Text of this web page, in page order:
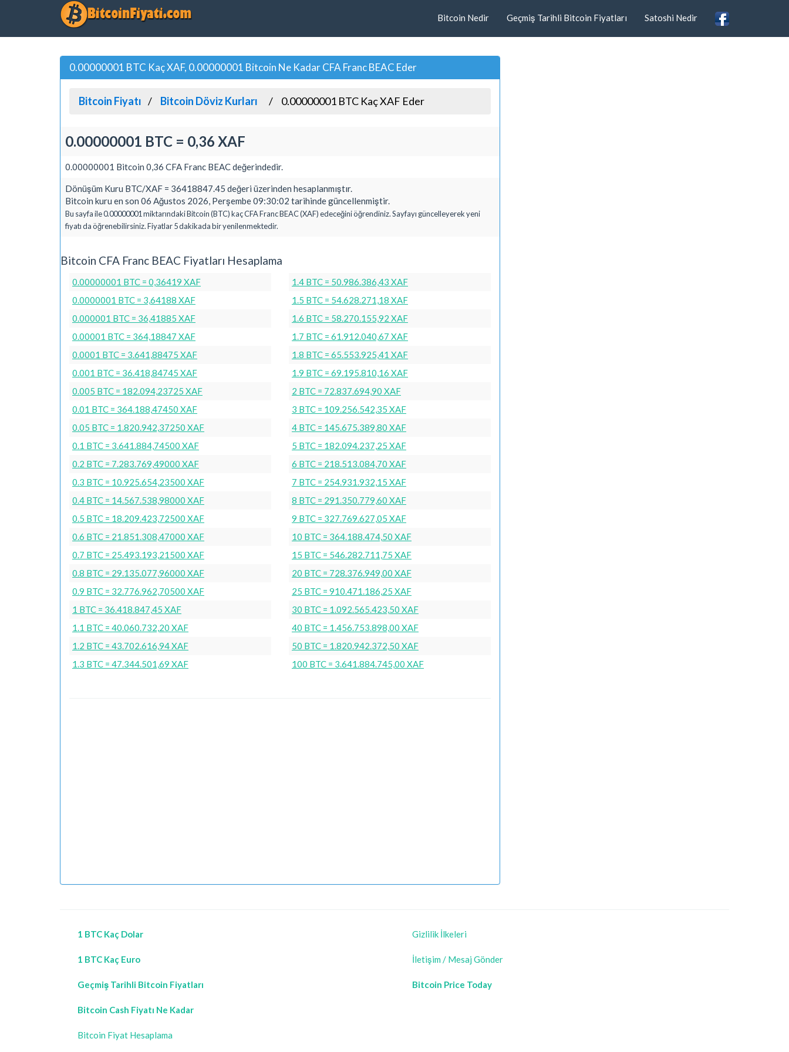
Bitcoin Nedir Geçmiş Tarihli Bitcoin Fiyatları Satoshi Nedir
0.00000001 BTC Kaç XAF, 0.00000001 Bitcoin Ne Kadar CFA Franc BEAC Eder
Bitcoin Fiyatı Bitcoin Döviz Kurları 0.00000001 BTC Kaç XAF Eder
0.00000001 BTC = 0,36 XAF
0.00000001 Bitcoin 0,36 CFA Franc BEAC değerindedir.
Dönüşüm Kuru BTC/XAF = 36418847.45 değeri üzerinden hesaplanmıştır.
Bitcoin kuru en son 06 Ağustos 2026, Perşembe 09:30:02 tarihinde güncellenmiştir.
Bu sayfa ile 0.00000001 miktarındaki Bitcoin (BTC) kaç CFA Franc BEAC (XAF) edeceğini öğrendiniz. Sayfayı güncelleyerek yeni
fiyatı da öğrenebilirsiniz. Fiyatlar 5 dakikada bir yenilenmektedir.
Bitcoin CFA Franc BEAC Fiyatları Hesaplama
0.00000001 BTC = 0,36419 XAF
0.0000001 BTC = 3,64188 XAF
0.000001 BTC = 36,41885 XAF
0.00001 BTC = 364,18847 XAF
0.0001 BTC = 3.641,88475 XAF
0.001 BTC = 36.418,84745 XAF
0.005 BTC = 182.094,23725 XAF
0.01 BTC = 364.188,47450 XAF
0.05 BTC = 1.820.942,37250 XAF
0.1 BTC = 3.641.884,74500 XAF
0.2 BTC = 7.283.769,49000 XAF
0.3 BTC = 10.925.654,23500 XAF
0.4 BTC = 14.567.538,98000 XAF
0.5 BTC = 18.209.423,72500 XAF
0.6 BTC = 21.851.308,47000 XAF
0.7 BTC = 25.493.193,21500 XAF
0.8 BTC = 29.135.077,96000 XAF
0.9 BTC = 32.776.962,70500 XAF
1 BTC = 36.418.847,45 XAF
1.1 BTC = 40.060.732,20 XAF
1.2 BTC = 43.702.616,94 XAF
1.3 BTC = 47.344.501,69 XAF
1.4 BTC = 50.986.386,43 XAF
1.5 BTC = 54.628.271,18 XAF
1.6 BTC = 58.270.155,92 XAF
1.7 BTC = 61.912.040,67 XAF
1.8 BTC = 65.553.925,41 XAF
1.9 BTC = 69.195.810,16 XAF
2 BTC = 72.837.694,90 XAF
3 BTC = 109.256.542,35 XAF
4 BTC = 145.675.389,80 XAF
5 BTC = 182.094.237,25 XAF
6 BTC = 218.513.084,70 XAF
7 BTC = 254.931.932,15 XAF
8 BTC = 291.350.779,60 XAF
9 BTC = 327.769.627,05 XAF
10 BTC = 364.188.474,50 XAF
15 BTC = 546.282.711,75 XAF
20 BTC = 728.376.949,00 XAF
25 BTC = 910.471.186,25 XAF
30 BTC = 1.092.565.423,50 XAF
40 BTC = 1.456.753.898,00 XAF
50 BTC = 1.820.942.372,50 XAF
100 BTC = 3.641.884.745,00 XAF
1 BTC Kaç Dolar
1 BTC Kaç Euro
Geçmiş Tarihli Bitcoin Fiyatları
Bitcoin Cash Fiyatı Ne Kadar
Bitcoin Fiyat Hesaplama
Gizlilik İlkeleri
İletişim / Mesaj Gönder
Bitcoin Price Today